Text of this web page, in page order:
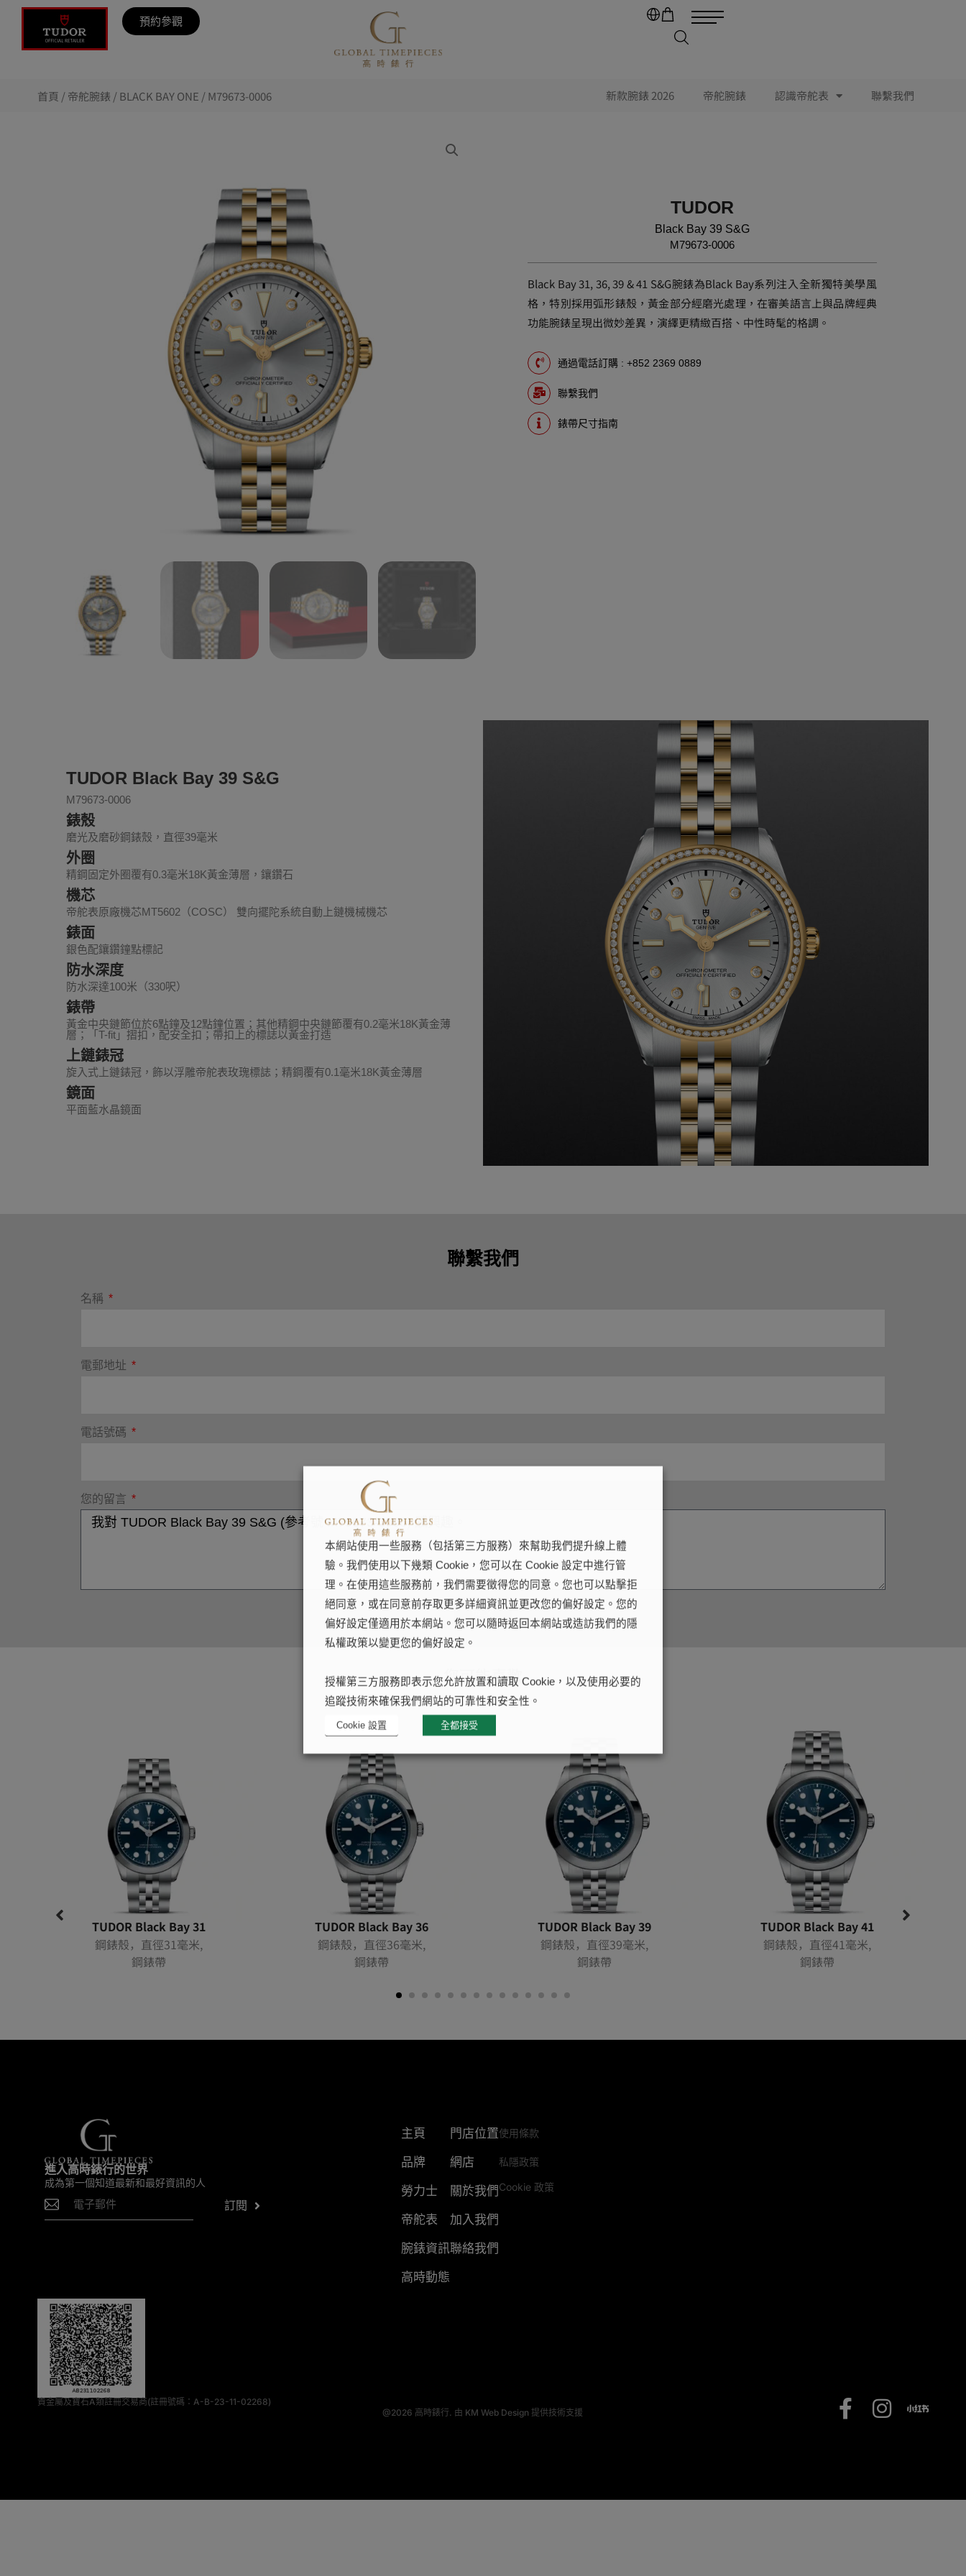
預約參觀
首頁 /帝舵腕錶 /BLACK BAY ONE / M79673-0006 新款腕錶 2026 帝舵腕錶 認識帝舵表 聯繫我們
TUDOR
Black Bay 39 S&G
M79673-0006
Black Bay 31, 36, 39 & 41 S&G腕錶為Black Bay系列注入全新獨特美學風
格，特別採用弧形錶殼，黃金部分經磨光處理，在審美語言上與品牌經典
功能腕錶呈現出微妙差異，演繹更精緻百搭、中性時髦的格調。
通過電話訂購 : +852 2369 0889
聯繫我們
錶帶尺寸指南
TUDOR Black Bay 39 S&G
M79673-0006
錶殼
磨光及磨砂鋼錶殼，直徑39毫米
外圈
精鋼固定外圈覆有0.3毫米18K黃金薄層，鑲鑽石
機芯
帝舵表原廠機芯MT5602（COSC） 雙向擺陀系統自動上鏈機械機芯
錶面
銀色配鑲鑽鐘點標記
防水深度
防水深達100米（330呎）
錶帶
黃金中央鏈節位於6點鐘及12點鐘位置；其他精鋼中央鏈節覆有0.2毫米18K黃金薄
層；「T-fit」摺扣，配安全扣；帶扣上的標誌以黃金打造
上鏈錶冠
旋入式上鏈錶冠，飾以浮雕帝舵表玫瑰標誌；精鋼覆有0.1毫米18K黃金薄層
鏡面
平面藍水晶鏡面
聯繫我們
名稱
電郵地址
電話號碼
您的留言
提交
您可能喜歡
TUDOR Black Bay 31
鋼錶殼，直徑31毫米,
鋼錶帶
TUDOR Black Bay 36
鋼錶殼，直徑36毫米,
鋼錶帶
TUDOR Black Bay 39
鋼錶殼，直徑39毫米,
鋼錶帶
TUDOR Black Bay 41
鋼錶殼，直徑41毫米,
鋼錶帶
進入高時錶行的世界
成為第一個知道最新和最好資訊的人
訂閱
主頁
品牌
勞力士
帝舵表
腕錶資訊
高時動態
門店位置
網店
關於我們
加入我們
聯絡我們
使用條款
私隱政策
Cookie 政策
貴金屬及寶石A類註冊交易商(註冊號碼：A-B-23-11-02268)
@2026 高時錶行. 由 KM Web Design 提供技術支援
本網站使用一些服務（包括第三方服務）來幫助我們提升線上體
驗。我們使用以下幾類 Cookie，您可以在 Cookie 設定中進行管
理。在使用這些服務前，我們需要徵得您的同意。您也可以點擊拒
絕同意，或在同意前存取更多詳細資訊並更改您的偏好設定。您的
偏好設定僅適用於本網站。您可以隨時返回本網站或造訪我們的隱
私權政策以變更您的偏好設定。
授權第三方服務即表示您允許放置和讀取 Cookie，以及使用必要的
追蹤技術來確保我們網站的可靠性和安全性。
Cookie 設置 全都接受